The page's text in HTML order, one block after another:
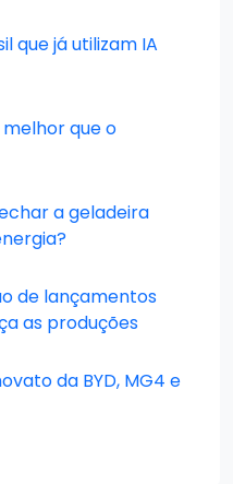
que já utilizam IA
que o
a geladeira
de lançamentos
as produções
da BYD, MG4 e